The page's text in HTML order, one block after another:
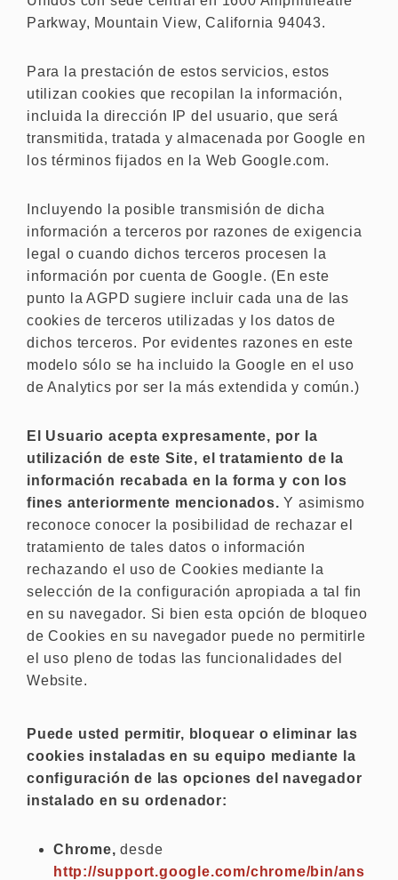
Parkway, Mountain View, California 94043.
Para la prestación de estos servicios, estos
utilizan cookies que recopilan la información,
incluida la dirección IP del usuario, que será
transmitida, tratada y almacenada por Google en
los términos fijados en la Web Google.com.
Incluyendo la posible transmisión de dicha
información a terceros por razones de exigencia
legal o cuando dichos terceros procesen la
información por cuenta de Google. (En este
punto la AGPD sugiere incluir cada una de las
cookies de terceros utilizadas y los datos de
dichos terceros. Por evidentes razones en este
modelo sólo se ha incluido la Google en el uso
de Analytics por ser la más extendida y común.)
El Usuario acepta expresamente, por la
utilización de este Site, el tratamiento de la
información recabada en la forma y con los
fines anteriormente mencionados. Y asimismo
reconoce conocer la posibilidad de rechazar el
tratamiento de tales datos o información
rechazando el uso de Cookies mediante la
selección de la configuración apropiada a tal fin
en su navegador. Si bien esta opción de bloqueo
de Cookies en su navegador puede no permitirle
el uso pleno de todas las funcionalidades del
Website.
Puede usted permitir, bloquear o eliminar las
cookies instaladas en su equipo mediante la
configuración de las opciones del navegador
instalado en su ordenador:
Chrome, desde
http://support.google.com/chrome/bin/ans